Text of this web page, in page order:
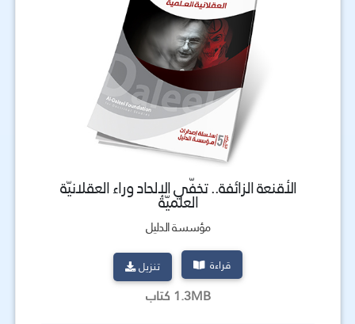
الأقنعة الزائفة.. تخفّي الإلحاد وراء العقلانيّة
العلميّة
مؤسسة الدليل
قراءة تنزيل
1.3MB كتاب